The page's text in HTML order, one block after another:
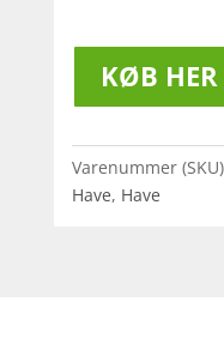
KØB HER
Varenummer
Have, Have